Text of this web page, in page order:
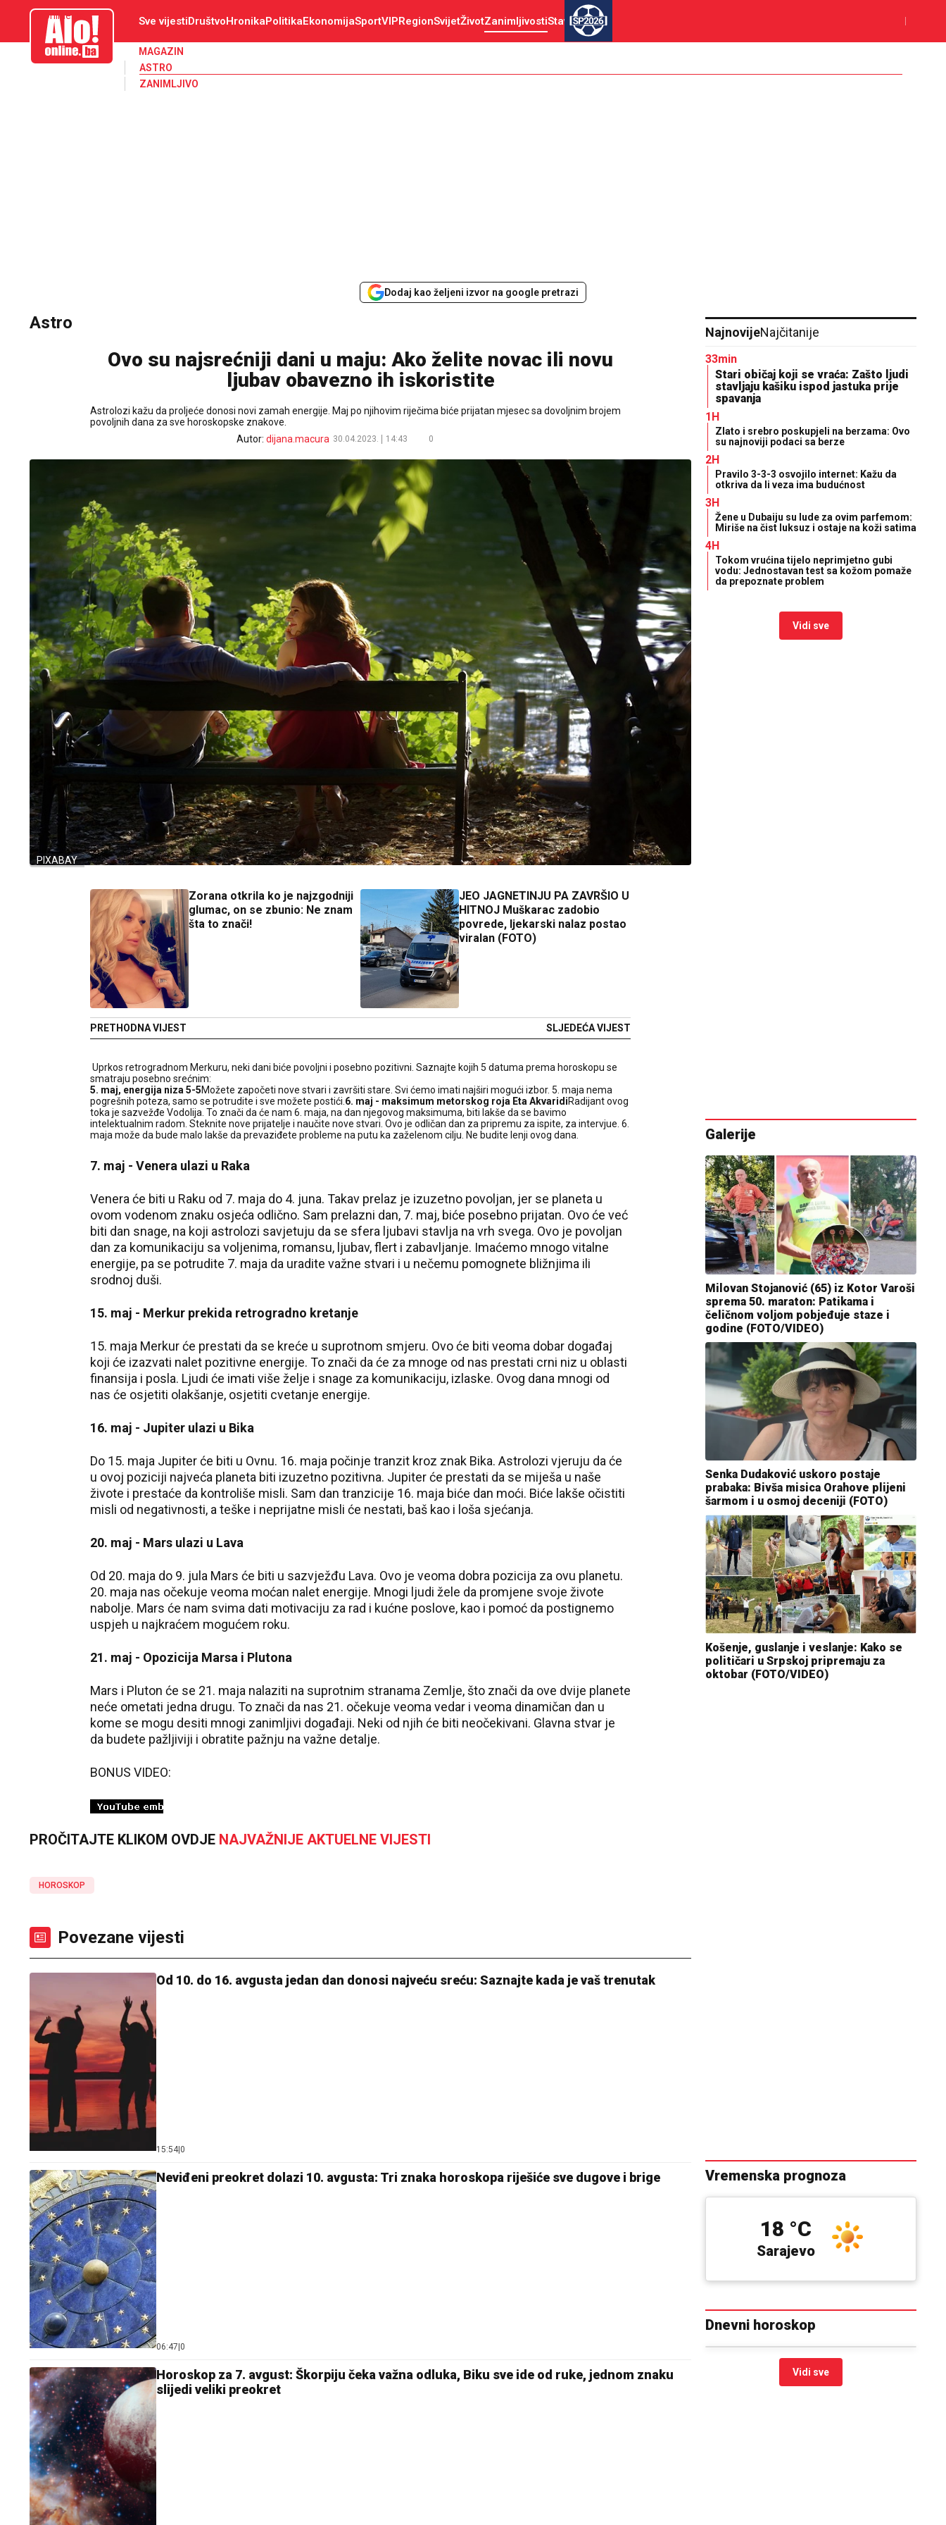
aloonline.ba Sve vijestiDruštvoHronikaPolitikaEkonomijaSportVIPRegionSvijetŽivotZanimljivostiStav SP2026
MAGAZIN
ASTRO
ZANIMLJIVO
Dodaj kao željeni izvor na google pretrazi
Astro
Ovo su najsrećniji dani u maju: Ako želite novac ili novu
ljubav obavezno ih iskoristite
Astrolozi kažu da proljeće donosi novi zamah energije. Maj po njihovim riječima biće prijatan mjesec sa dovoljnim brojem
povoljnih dana za sve horoskopske znakove.
Autor: dijana.macura 30.04.2023. 14:43 0
PIXABAY
Zorana otkrila ko je najzgodniji
glumac, on se zbunio: Ne znam
šta to znači!
PRETHODNA VIJEST
JEO JAGNETINJU PA ZAVRŠIO U
HITNOJ Muškarac zadobio
povrede, ljekarski nalaz postao
viralan (FOTO)
SLJEDEĆA VIJEST
Uprkos retrogradnom Merkuru, neki dani biće povoljni i posebno pozitivni. Saznajte kojih 5 datuma prema horoskopu se
smatraju posebno srećnim:
5. maj, energija niza 5-5Možete započeti nove stvari i završiti stare. Svi ćemo imati najširi mogući izbor. 5. maja nema
pogrešnih poteza, samo se potrudite i sve možete postići. 6. maj - maksimum metorskog roja Eta AkvaridiRadijant ovog
toka je sazvežđe Vodolija. To znači da će nam 6. maja, na dan njegovog maksimuma, biti lakše da se bavimo
intelektualnim radom. Steknite nove prijatelje i naučite nove stvari. Ovo je odličan dan za pripremu za ispite, za intervjue. 6.
maja može da bude malo lakše da prevaziđete probleme na putu ka zaželenom cilju. Ne budite lenji ovog dana.
7. maj - Venera ulazi u Raka
Venera će biti u Raku od 7. maja do 4. juna. Takav prelaz je izuzetno povoljan, jer se planeta u
ovom vodenom znaku osjeća odlično. Sam prelazni dan, 7. maj, biće posebno prijatan. Ovo će već
biti dan snage, na koji astrolozi savjetuju da se sfera ljubavi stavlja na vrh svega. Ovo je povoljan
dan za komunikaciju sa voljenima, romansu, ljubav, flert i zabavljanje. Imaćemo mnogo vitalne
energije, pa se potrudite 7. maja da uradite važne stvari i u nečemu pomognete bližnjima ili
srodnoj duši.
15. maj - Merkur prekida retrogradno kretanje
15. maja Merkur će prestati da se kreće u suprotnom smjeru. Ovo će biti veoma dobar događaj
koji će izazvati nalet pozitivne energije. To znači da će za mnoge od nas prestati crni niz u oblasti
finansija i posla. Ljudi će imati više želje i snage za komunikaciju, izlaske. Ovog dana mnogi od
nas će osjetiti olakšanje, osjetiti cvetanje energije.
16. maj - Jupiter ulazi u Bika
Do 15. maja Jupiter će biti u Ovnu. 16. maja počinje tranzit kroz znak Bika. Astrolozi vjeruju da će
u ovoj poziciji najveća planeta biti izuzetno pozitivna. Jupiter će prestati da se miješa u naše
živote i prestaće da kontroliše misli. Sam dan tranzicije 16. maja biće dan moći. Biće lakše očistiti
misli od negativnosti, a teške i neprijatne misli će nestati, baš kao i loša sjećanja.
20. maj - Mars ulazi u Lava
Od 20. maja do 9. jula Mars će biti u sazvježđu Lava. Ovo je veoma dobra pozicija za ovu planetu.
20. maja nas očekuje veoma moćan nalet energije. Mnogi ljudi žele da promjene svoje živote
nabolje. Mars će nam svima dati motivaciju za rad i kućne poslove, kao i pomoć da postignemo
uspjeh u najkraćem mogućem roku.
21. maj - Opozicija Marsa i Plutona
Mars i Pluton će se 21. maja nalaziti na suprotnim stranama Zemlje, što znači da ove dvije planete
neće ometati jedna drugu. To znači da nas 21. očekuje veoma vedar i veoma dinamičan dan u
kome se mogu desiti mnogi zanimljivi događaji. Neki od njih će biti neočekivani. Glavna stvar je
da budete pažljiviji i obratite pažnju na važne detalje.
BONUS VIDEO:
PROČITAJTE KLIKOM OVDJE NAJVAŽNIJE AKTUELNE VIJESTI
HOROSKOP
Povezane vijesti
Od 10. do 16. avgusta jedan dan donosi najveću sreću: Saznajte kada je vaš trenutak
15:54 0
Neviđeni preokret dolazi 10. avgusta: Tri znaka horoskopa riješiće sve dugove i brige
06:47 0
Horoskop za 7. avgust: Škorpiju čeka važna odluka, Biku sve ide od ruke, jednom znaku
slijedi veliki preokret
NajnovijeNajčitanije
33min
Stari običaj koji se vraća: Zašto ljudi
stavljaju kašiku ispod jastuka prije
spavanja
1H
Zlato i srebro poskupjeli na berzama: Ovo
su najnoviji podaci sa berze
2H
Pravilo 3-3-3 osvojilo internet: Kažu da
otkriva da li veza ima budućnost
3H
Žene u Dubaiju su lude za ovim parfemom:
Miriše na čist luksuz i ostaje na koži satima
4H
Tokom vrućina tijelo neprimjetno gubi
vodu: Jednostavan test sa kožom pomaže
da prepoznate problem
Vidi sve
Galerije
Milovan Stojanović (65) iz Kotor Varoši
sprema 50. maraton: Patikama i
čeličnom voljom pobjeđuje staze i
godine (FOTO/VIDEO)
Senka Dudaković uskoro postaje
prabaka: Bivša misica Orahove plijeni
šarmom i u osmoj deceniji (FOTO)
Košenje, guslanje i veslanje: Kako se
političari u Srpskoj pripremaju za
oktobar (FOTO/VIDEO)
Vremenska prognoza
Sarajevo
18 °C
Dnevni horoskop
Vidi sve